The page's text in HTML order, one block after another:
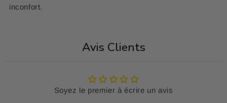
inconfort.
Avis Clients
Soyez le premier à écrire un avis